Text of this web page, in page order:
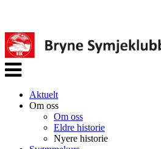
Veksle
navigasjon
Aktuelt
Om oss
Om oss
Eldre historie
Nyere historie